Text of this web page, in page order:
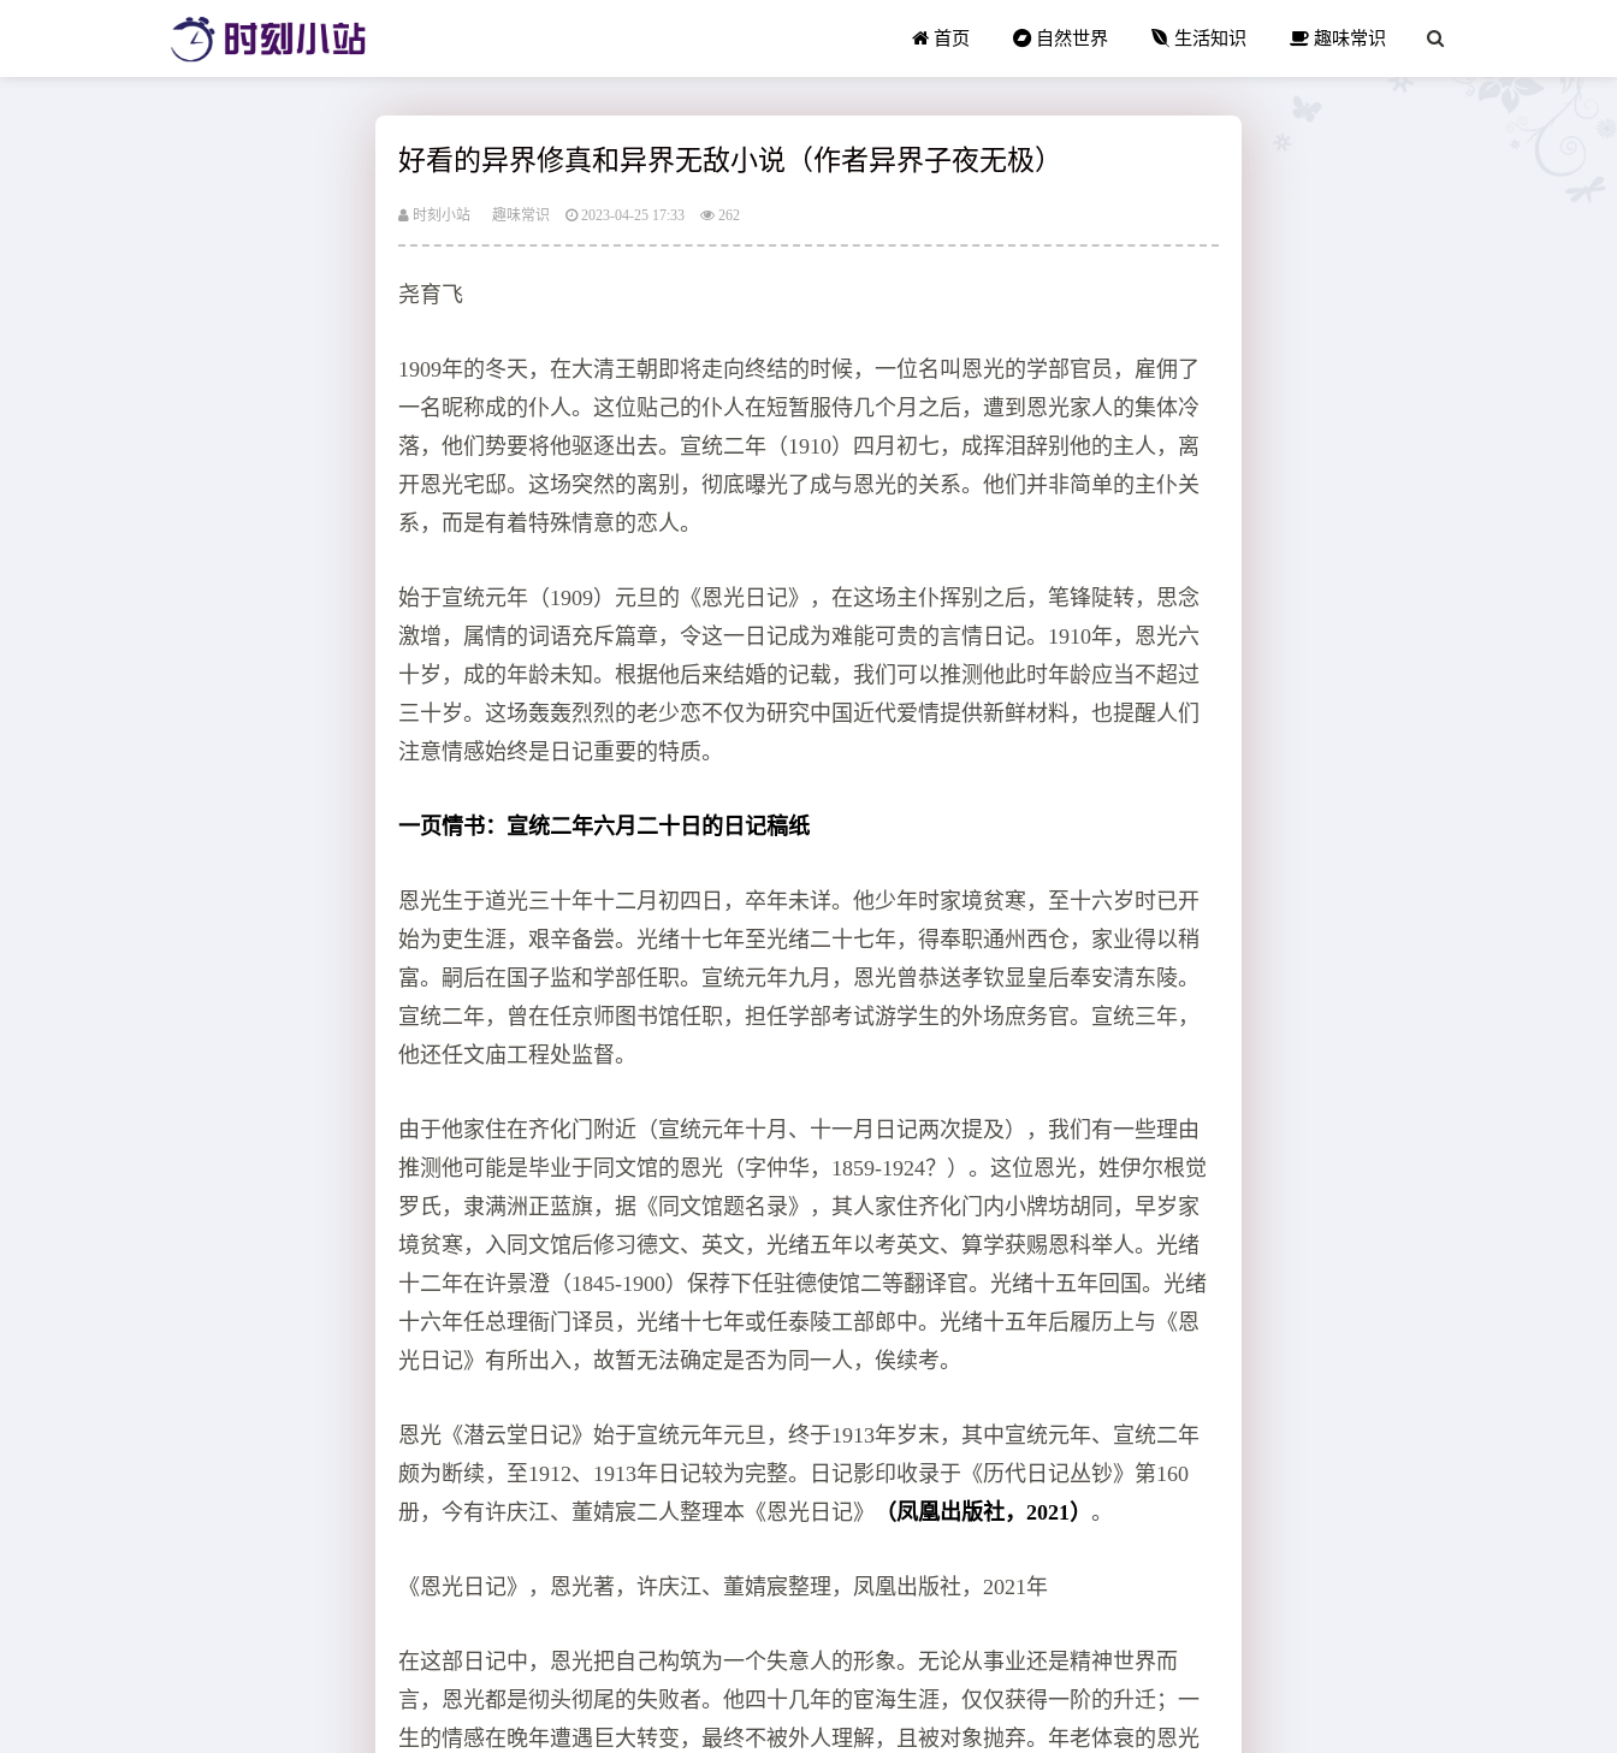
首页 自然世界 生活知识 趣味常识
好看的异界修真和异界无敌小说（作者异界子夜无极）
时刻小站 趣味常识 2023-04-25 17:33 262
尧育飞
1909年的冬天，在大清王朝即将走向终结的时候，一位名叫恩光的学部官员，雇佣了
一名昵称成的仆人。这位贴己的仆人在短暂服侍几个月之后，遭到恩光家人的集体冷
落，他们势要将他驱逐出去。宣统二年（1910）四月初七，成挥泪辞别他的主人，离
开恩光宅邸。这场突然的离别，彻底曝光了成与恩光的关系。他们并非简单的主仆关
系，而是有着特殊情意的恋人。
始于宣统元年（1909）元旦的《恩光日记》，在这场主仆挥别之后，笔锋陡转，思念
激增，属情的词语充斥篇章，令这一日记成为难能可贵的言情日记。1910年，恩光六
十岁，成的年龄未知。根据他后来结婚的记载，我们可以推测他此时年龄应当不超过
三十岁。这场轰轰烈烈的老少恋不仅为研究中国近代爱情提供新鲜材料，也提醒人们
注意情感始终是日记重要的特质。
一页情书：宣统二年六月二十日的日记稿纸
恩光生于道光三十年十二月初四日，卒年未详。他少年时家境贫寒，至十六岁时已开
始为吏生涯，艰辛备尝。光绪十七年至光绪二十七年，得奉职通州西仓，家业得以稍
富。嗣后在国子监和学部任职。宣统元年九月，恩光曾恭送孝钦显皇后奉安清东陵。
宣统二年，曾在任京师图书馆任职，担任学部考试游学生的外场庶务官。宣统三年，
他还任文庙工程处监督。
由于他家住在齐化门附近（宣统元年十月、十一月日记两次提及），我们有一些理由
推测他可能是毕业于同文馆的恩光（字仲华，1859-1924？）。这位恩光，姓伊尔根觉
罗氏，隶满洲正蓝旗，据《同文馆题名录》，其人家住齐化门内小牌坊胡同，早岁家
境贫寒，入同文馆后修习德文、英文，光绪五年以考英文、算学获赐恩科举人。光绪
十二年在许景澄（1845-1900）保荐下任驻德使馆二等翻译官。光绪十五年回国。光绪
十六年任总理衙门译员，光绪十七年或任泰陵工部郎中。光绪十五年后履历上与《恩
光日记》有所出入，故暂无法确定是否为同一人，俟续考。
恩光《潜云堂日记》始于宣统元年元旦，终于1913年岁末，其中宣统元年、宣统二年
颇为断续，至1912、1913年日记较为完整。日记影印收录于《历代日记丛钞》第160
册，今有许庆江、董婧宸二人整理本《恩光日记》
（凤凰出版社，2021）。
《恩光日记》，恩光著，许庆江、董婧宸整理，凤凰出版社，2021年
在这部日记中，恩光把自己构筑为一个失意人的形象。无论从事业还是精神世界而
言，恩光都是彻头彻尾的失败者。他四十几年的宦海生涯，仅仅获得一阶的升迁；一
生的情感在晚年遭遇巨大转变，最终不被外人理解，且被对象抛弃。年老体衰的恩光